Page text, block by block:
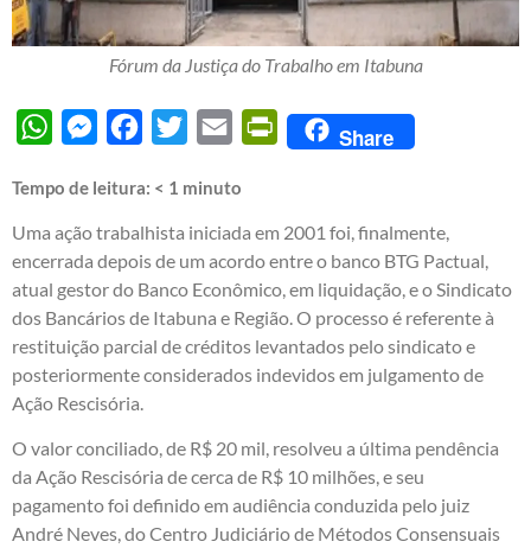
Fórum da Justiça do Trabalho em Itabuna
WhatsAppMessengerFacebook
Twitter Email PrintFriendly
Share
Tempo de leitura: < 1 minuto
Uma ação trabalhista iniciada em 2001 foi, finalmente,
encerrada depois de um acordo entre o banco BTG Pactual,
atual gestor do Banco Econômico, em liquidação, e o Sindicato
dos Bancários de Itabuna e Região. O processo é referente à
restituição parcial de créditos levantados pelo sindicato e
posteriormente considerados indevidos em julgamento de
Ação Rescisória.
O valor conciliado, de R$ 20 mil, resolveu a última pendência
da Ação Rescisória de cerca de R$ 10 milhões, e seu
pagamento foi definido em audiência conduzida pelo juiz
André Neves, do Centro Judiciário de Métodos Consensuais